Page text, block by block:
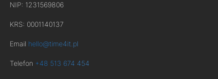
NIP: 1231569806
KRS: 0001140137
Email hello@time4it.pl
Telefon +48 513 674 454